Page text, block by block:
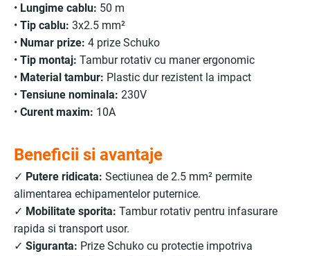
• Lungime cablu: 50 m
• Tip cablu: 3x2.5 mm²
• Numar prize: 4 prize Schuko
• Tip montaj: Tambur rotativ cu maner ergonomic
• Material tambur: Plastic dur rezistent la impact
• Tensiune nominala: 230V
• Curent maxim: 10A
Beneficii si avantaje
✓ Putere ridicata: Sectiunea de 2.5 mm² permite
alimentarea echipamentelor puternice.
✓ Mobilitate sporita: Tambur rotativ pentru infasurare
rapida si transport usor.
✓ Siguranta: Prize Schuko cu protectie impotriva